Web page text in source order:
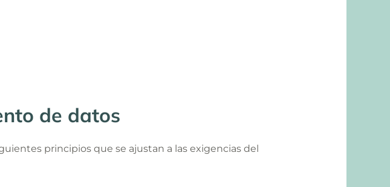
de datos
principios que se ajustan a las exigencias del